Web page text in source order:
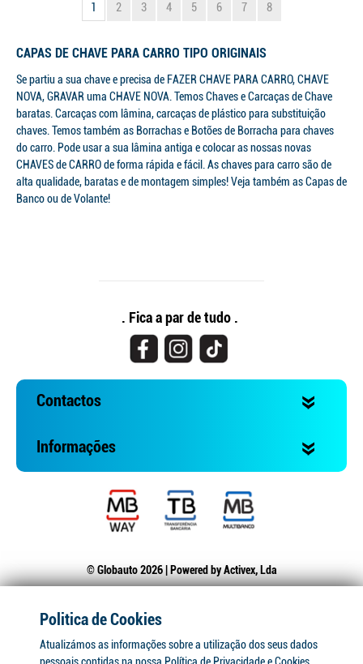
1 2 3 4 5 6 7 8
CAPAS DE CHAVE PARA CARRO TIPO ORIGINAIS
Se partiu a sua chave e precisa de FAZER CHAVE PARA CARRO, CHAVE
NOVA, GRAVAR uma CHAVE NOVA. Temos Chaves e Carcaças de Chave
baratas. Carcaças com lâmina, carcaças de plástico para substituição
chaves. Temos também as Borrachas e Botões de Borracha para chaves
do carro. Pode usar a sua lâmina antiga e colocar as nossas novas
CHAVES de CARRO de forma rápida e fácil. As chaves para carro são de
alta qualidade, baratas e de montagem simples! Veja também as Capas de
Banco ou de Volante!
. Fica a par de tudo .
Contactos
Informações
© Globauto 2026 | Powered byActivex, Lda
Politica de Cookies
Atualizámos as informações sobre a utilização dos seus dados
pessoais contidas na nossa Política de Privacidade e Cookies.